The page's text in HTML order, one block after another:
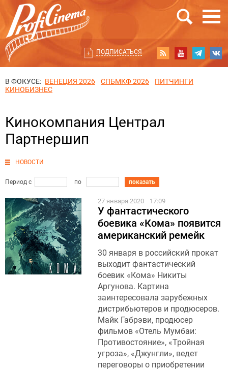
ПОДПИСАТЬСЯ
В ФОКУСЕ: ВЕНЕЦИЯ 2026 СПБМКФ 2026
ПИТЧИНГИ
КИНОБИЗНЕС
Кинокомпания Централ
Партнершип
НОВОСТИ
Период с по показать
27 января 2020 17:09
У фантастического
боевика «Кома» появится
американский ремейк
30 января в российский прокат
выходит фантастический
боевик «Кома» Никиты
Аргунова. Картина
заинтересовала зарубежных
дистрибьютеров и продюсеров.
Майк Габрэви, продюсер
фильмов «Отель Мумбаи:
Противостояние», «Тройная
угроза», «Джунгли», ведет
переговоры о приобретении